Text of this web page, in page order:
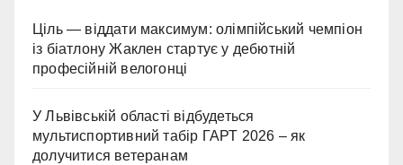
Ціль — віддати максимум: олімпійський чемпіон
із біатлону Жаклен стартує у дебютній
професійній велогонці
У Львівській області відбудеться
мультиспортивний табір ГАРТ 2026 – як
долучитися ветеранам